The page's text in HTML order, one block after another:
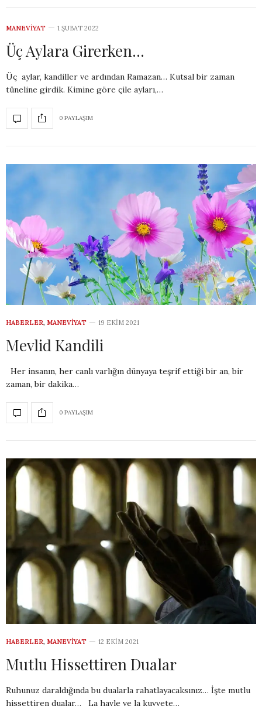
MANEVIYAT 1 ŞUBAT 2022
Üç Aylara Girerken…
Üç aylar, kandiller ve ardından Ramazan… Kutsal bir zaman
tüneline girdik. Kimine göre çile ayları,…
0 PAYLAŞIM
HABERLER, MANEVIYAT 19 EKIM 2021
Mevlid Kandili
Her insanın, her canlı varlığın dünyaya teşrif ettiği bir an, bir
zaman, bir dakika…
0 PAYLAŞIM
HABERLER, MANEVIYAT 12 EKIM 2021
Mutlu Hissettiren Dualar
Ruhunuz daraldığında bu dualarla rahatlayacaksınız… İşte mutlu
hissettiren dualar… La havle ve la kuvvete…